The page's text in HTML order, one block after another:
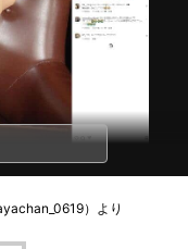
）より